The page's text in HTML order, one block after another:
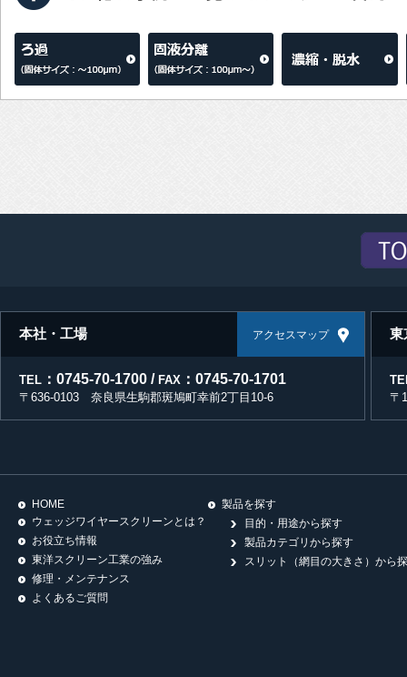
本社・工場 アクセスマップ
TEL ：0745-70-1700 / FAX ：0745-70-1701
〒636-0103 奈良県生駒郡斑鳩町幸前2丁目10-6
東
〒
HOME
ウェッジワイヤースクリーンとは？
お役立ち情報
東洋スクリーン工業の強み
修理・メンテナンス
よくあるご質問
製品を探す
目的・用途から探す
製品カテゴリから探す
スリット（網目の大きさ）から